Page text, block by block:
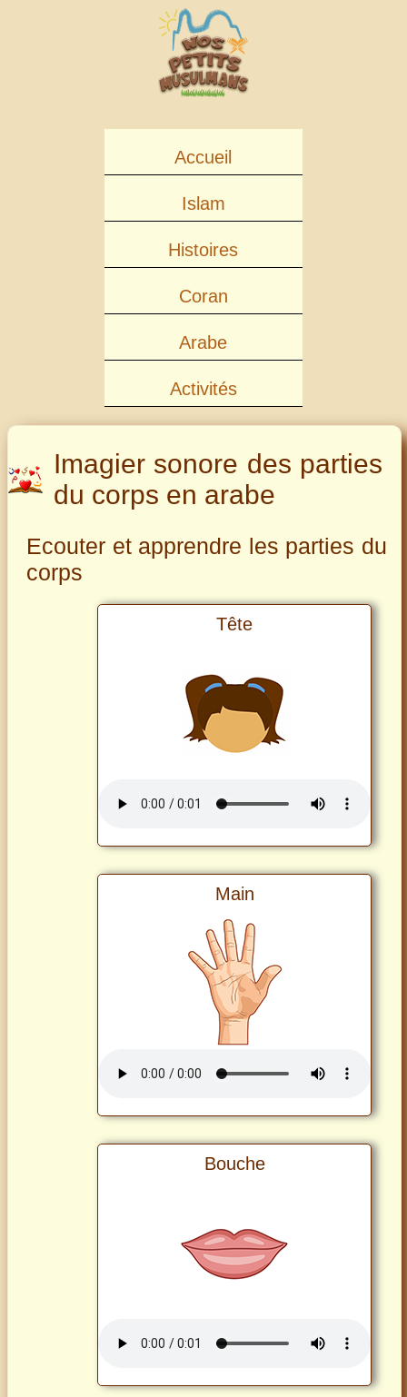
Accueil
Islam
Histoires
Coran
Arabe
Activités
Imagier sonore des parties
du corps en arabe
Ecouter et apprendre les parties du
corps
Tête
Main
Bouche